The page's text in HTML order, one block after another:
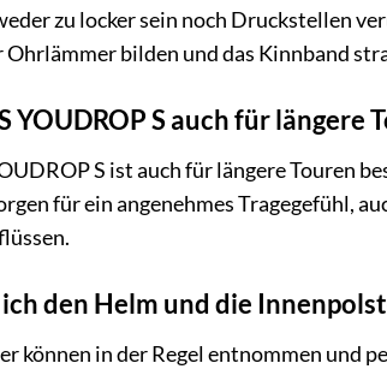
zu locker sein noch Druckstellen
bilden und das Kinnband
YOUDROP S auch für längere
S ist auch für längere Touren
für ein angenehmes Tragegefühl,
den Helm und die
können in der Regel entnommen und